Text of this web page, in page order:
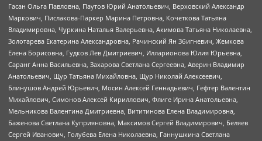
Гасан Ольга Павловна, Паутов Юрий Анатольевич, Верховский Александр
Маркович, Пислакова-Паркер Марина Петровна, Кочеткова Татьяна
Владимировна, Чуркина Наталья Валерьевна, Акимова Татьяна Николаевна,
Золотарева Екатерина Александровна, Рачинский Ян Збигневич, Жемкова
Елена Борисовна, Гудков Лев Дмитриевич, Илларионова Юлия Юрьевна,
Саранг Анна Васильевна, Захарова Светлана Сергеевна, Аверин Владимир
Анатольевич, Щур Татьяна Михайловна, Щур Николай Алексеевич,
Блинушов Андрей Юрьевич, Мосин Алексей Геннадьевич, Гефтер Валентин
Михайлович, Симонов Алексей Кириллович, Флиге Ирина Анатольевна,
Мельникова Валентина Дмитриевна, Вититинова Елена Владимировна,
Баженова Светлана Куприяновна, Максимов Сергей Владимирович, Беляев
Сергей Иванович, Голубева Елена Николаевна, Ганнушкина Светлана